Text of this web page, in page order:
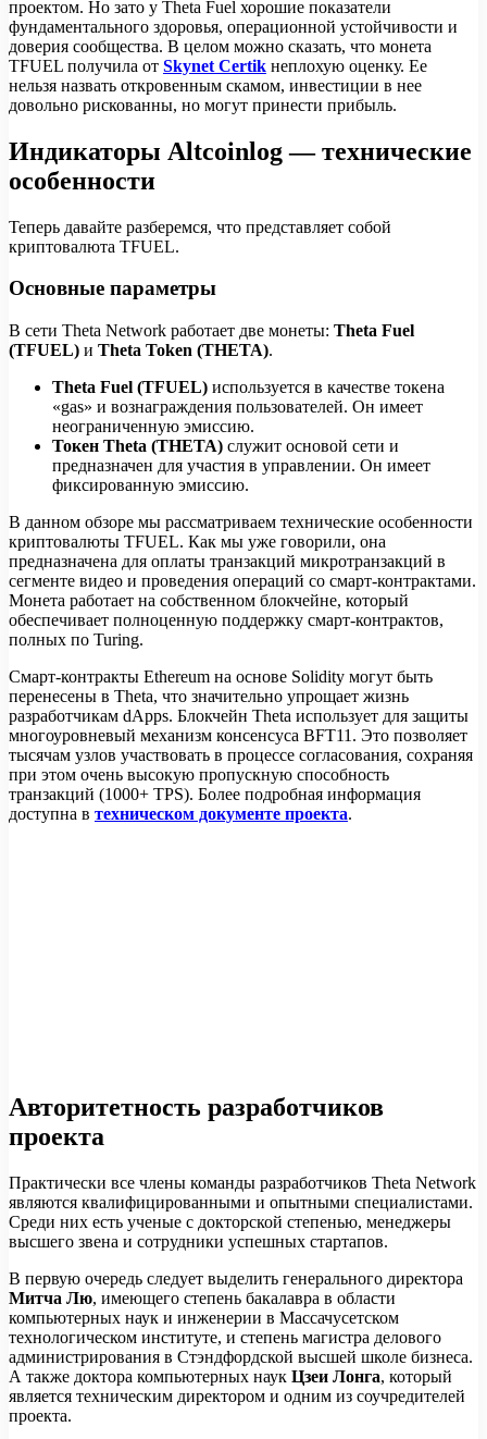
проектом. Но зато у Theta Fuel хорошие показатели
фундаментального здоровья, операционной устойчивости и
доверия сообщества. В целом можно сказать, что монета
TFUEL получила от Skynet Certik неплохую оценку. Ее
нельзя назвать откровенным скамом, инвестиции в нее
довольно рискованны, но могут принести прибыль.
Индикаторы Altcoinlog — технические
особенности
Теперь давайте разберемся, что представляет собой
криптовалюта TFUEL.
Основные параметры
В сети Theta Network работает две монеты: Theta Fuel
(TFUEL) и Theta Token (THETA).
Theta Fuel (TFUEL) используется в качестве токена
«gas» и вознаграждения пользователей. Он имеет
неограниченную эмиссию.
Токен Theta (THETA) служит основой сети и
предназначен для участия в управлении. Он имеет
фиксированную эмиссию.
В данном обзоре мы рассматриваем технические особенности
криптовалюты TFUEL. Как мы уже говорили, она
предназначена для оплаты транзакций микротранзакций в
сегменте видео и проведения операций со смарт-контрактами.
Монета работает на собственном блокчейне, который
обеспечивает полноценную поддержку смарт-контрактов,
полных по Turing.
Смарт-контракты Ethereum на основе Solidity могут быть
перенесены в Theta, что значительно упрощает жизнь
разработчикам dApps. Блокчейн Theta использует для защиты
многоуровневый механизм консенсуса BFT11. Это позволяет
тысячам узлов участвовать в процессе согласования, сохраняя
при этом очень высокую пропускную способность
транзакций (1000+ TPS). Более подробная информация
доступна в техническом документе проекта.
Авторитетность разработчиков
проекта
Практически все члены команды разработчиков Theta Network
являются квалифицированными и опытными специалистами.
Среди них есть ученые с докторской степенью, менеджеры
высшего звена и сотрудники успешных стартапов.
В первую очередь следует выделить генерального директора
Митча Лю, имеющего степень бакалавра в области
компьютерных наук и инженерии в Массачусетском
технологическом институте, и степень магистра делового
администрирования в Стэндфордской высшей школе бизнеса.
А также доктора компьютерных наук Цзеи Лонга, который
является техническим директором и одним из соучредителей
проекта.